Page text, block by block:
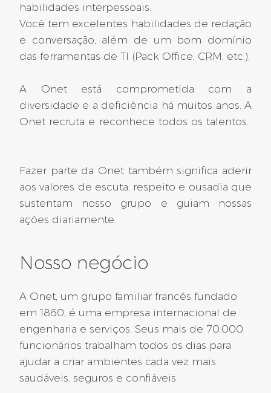
Gerente de projeto nuclear F/H
Pierrelatte
CONTRATO POR TEMPO INDETERMINADO
Bouches du Rhône (13)
Gerente de Negócios de
Ref.: 2024-10873
515 dias atrás
Marselha
habilidades interpessoais.
Você tem excelentes habilidades de redação
e conversação, além de um bom domínio
das ferramentas de TI (Pack Office, CRM, etc.).
A Onet está comprometida com a
diversidade e a deficiência há muitos anos. A
Onet recruta e reconhece todos os talentos.
Fazer parte da Onet também significa aderir
aos valores de escuta, respeito e ousadia que
sustentam nosso grupo e guiam nossas
ações diariamente.
Nosso negócio
A Onet, um grupo familiar francês fundado
em 1860, é uma empresa internacional de
engenharia e serviços. Seus mais de 70.000
funcionários trabalham todos os dias para
ajudar a criar ambientes cada vez mais
saudáveis, seguros e confiáveis.